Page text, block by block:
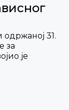
31.
за
је